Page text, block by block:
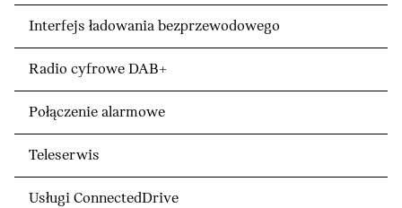
Interfejs ładowania bezprzewodowego
Radio cyfrowe DAB+
Połączenie alarmowe
Teleserwis
Usługi ConnectedDrive